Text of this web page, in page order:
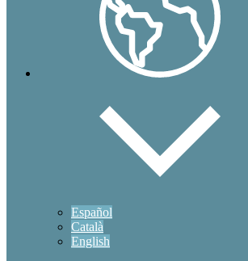
Español
Català
English